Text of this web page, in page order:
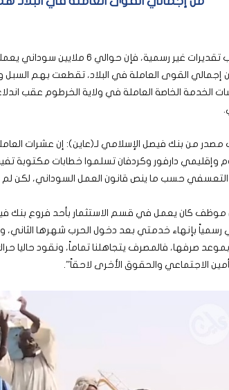
وبحسب تقديرات غير رسمية،
من إجمالي القوى العاملة في البلاد، تقطعت بهم السبل
الخدمة الخاصة العاملة في ولاية الخرطوم عقب
من بنك فيصل الإسلامي لـ(عاين): إن عشرات
حسب ما ينص قانون العمل السوداني، لكن لم
موظف كان يعمل في قسم الاستثمار بأحد فروع بنك
رسمياً بإنهاء خدمتي بعد دخول الحرب شهرها
بموعد صرفها، فالمصرف يتجاهلنا تماماً، ونقود
الاجتماعي والحقوق الأخرى لاحقاً”.